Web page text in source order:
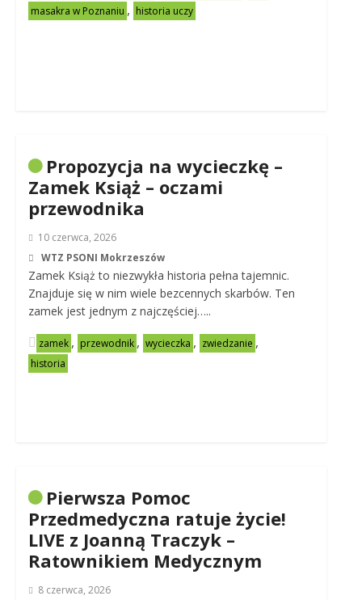
masakra w Poznaniu , historia uczy
Propozycja na wycieczkę –
Zamek Książ – oczami
przewodnika
10 czerwca, 2026
WTZ PSONI Mokrzeszów
Zamek Książ to niezwykła historia pełna tajemnic.
Znajduje się w nim wiele bezcennych skarbów. Ten
zamek jest jednym z najczęściej…..
zamek , przewodnik , wycieczka , zwiedzanie ,
historia
Pierwsza Pomoc
Przedmedyczna ratuje życie!
LIVE z Joanną Traczyk –
Ratownikiem Medycznym
8 czerwca, 2026